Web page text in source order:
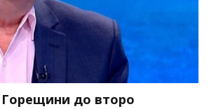
Горещини до второ